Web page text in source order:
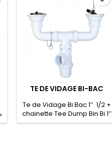
TE DE VIDAGE BI-BAC
Te de Vidage Bi Bac 1’’ 1/2 +
chainette Tee Dump Bin Bi 1’’
1/2 + chain ﻭﺻﻠﺔ ﺗﻔﺮﻳﻎ بثلاث